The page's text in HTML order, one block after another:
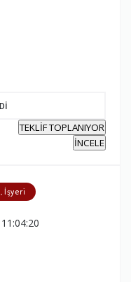
TEKLİF TOPLANIYOR
İNCELE
İşyeri